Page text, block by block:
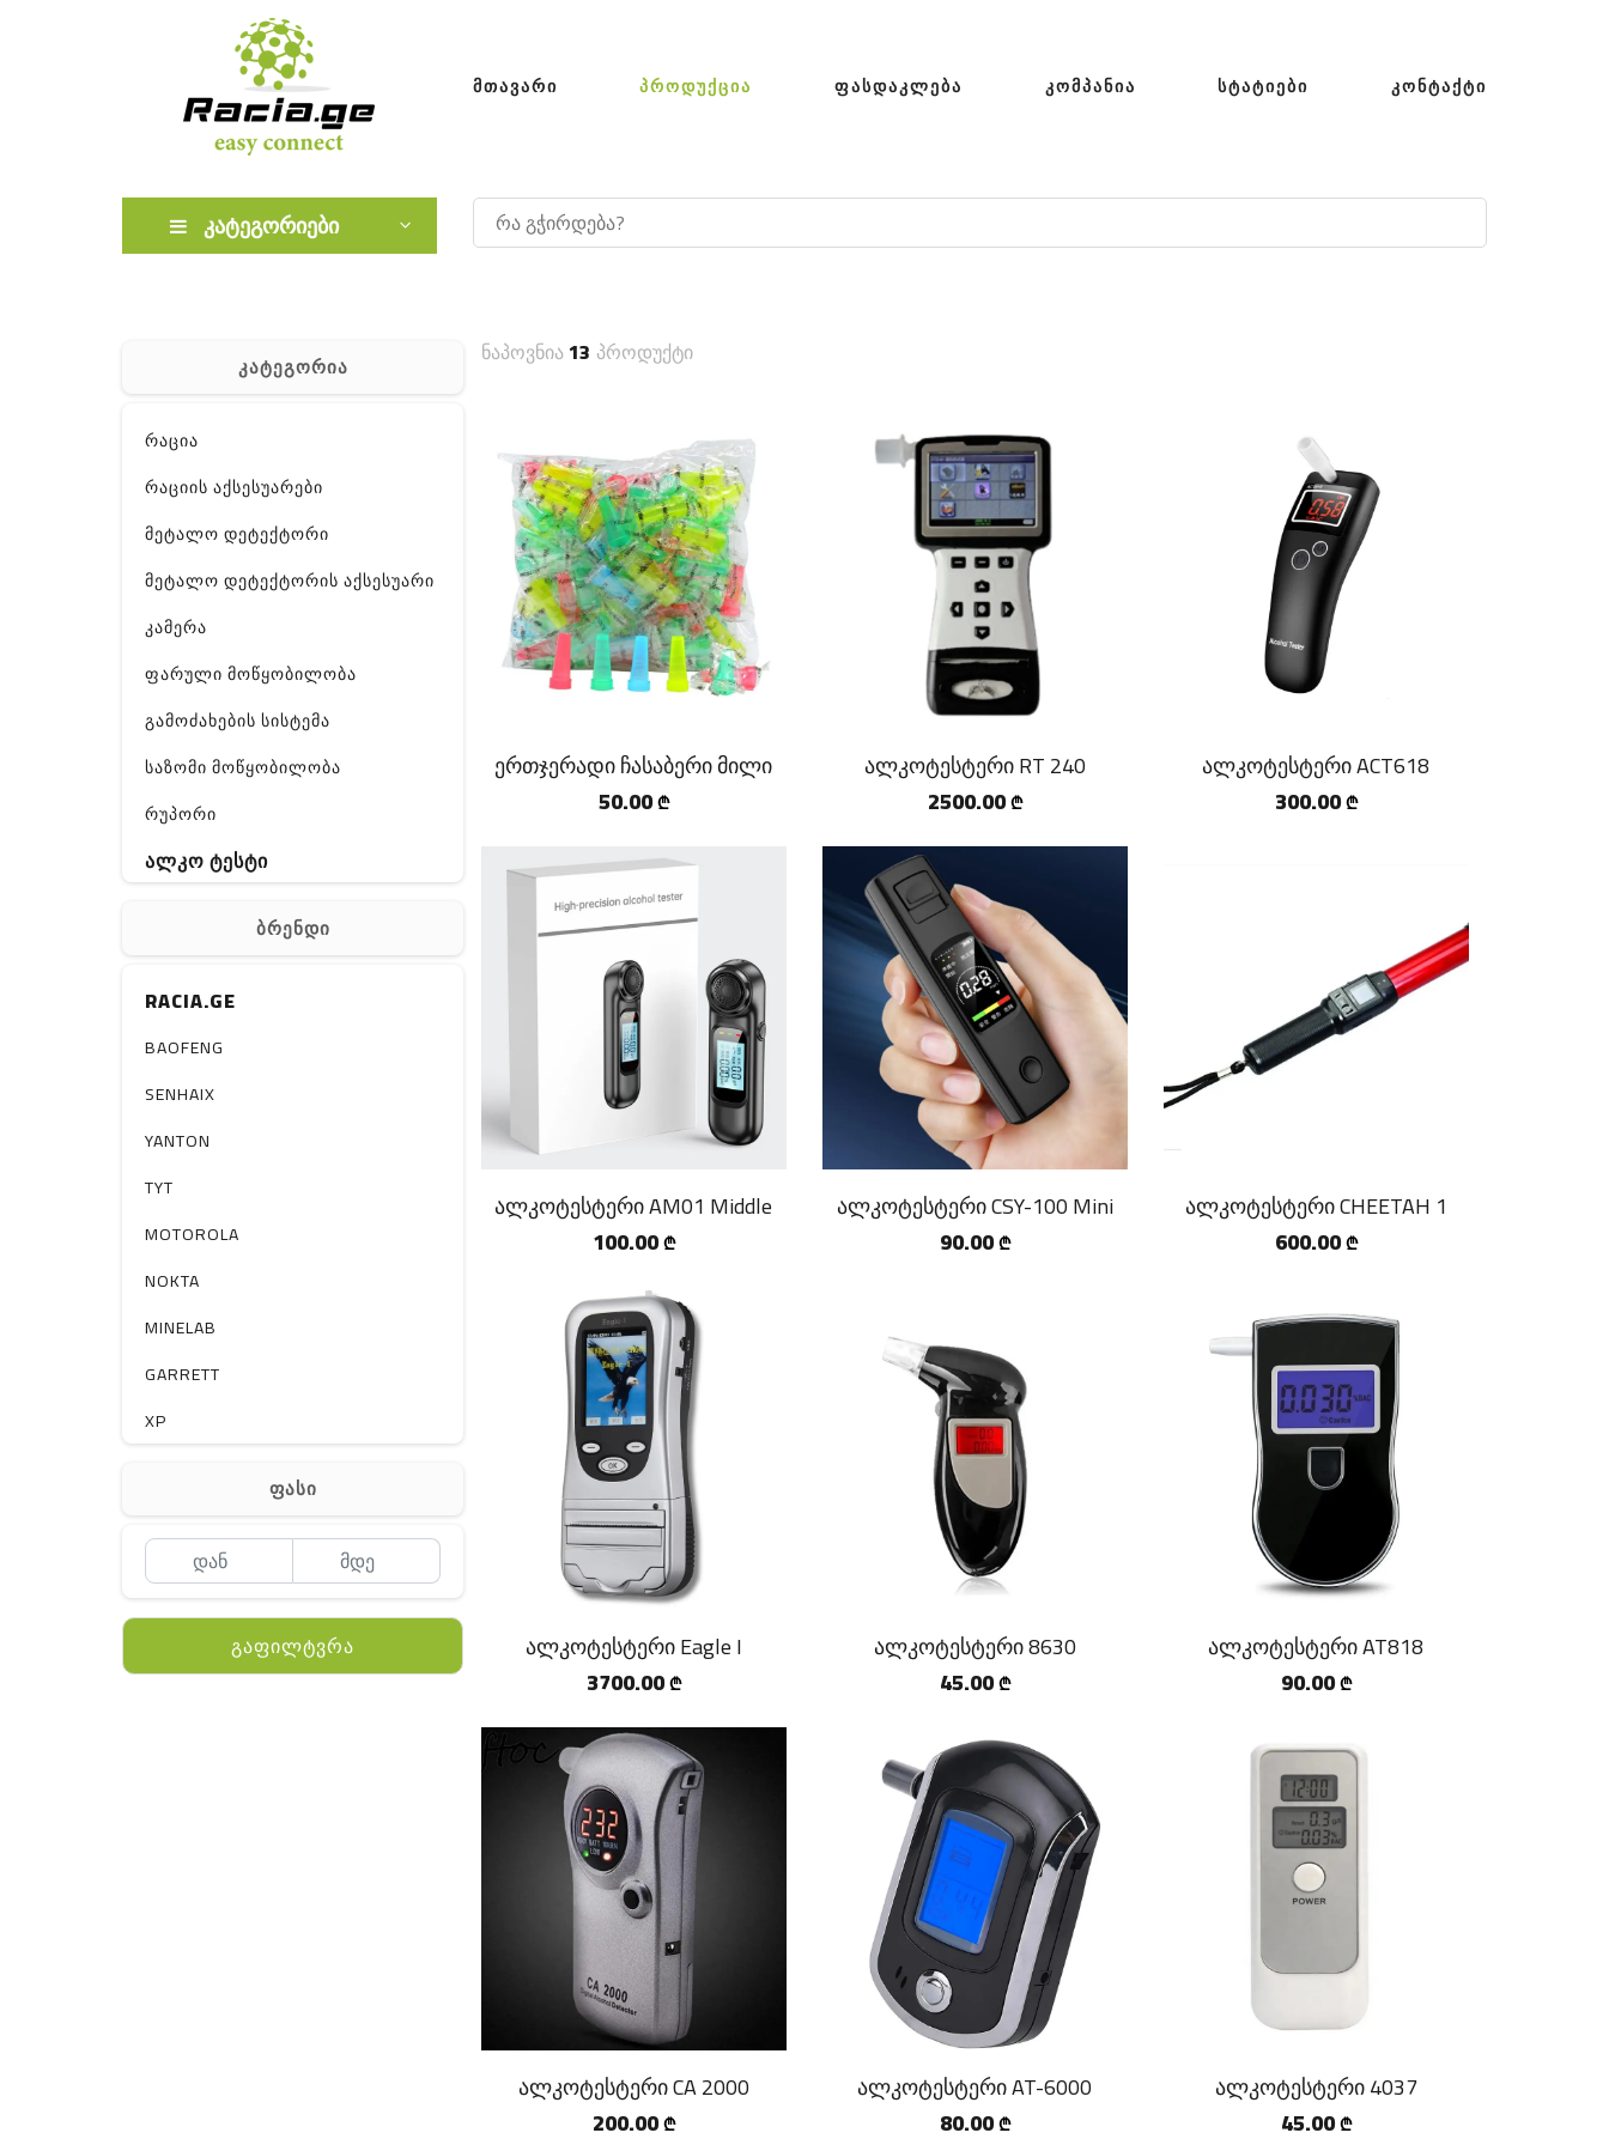
ᲛᲗᲐᲕᲐᲠᲘ ᲞᲠᲝᲓᲣᲥᲪᲘᲐ ᲤᲐᲡᲓᲐᲙᲚᲔᲑᲐ ᲙᲝᲛᲞᲐᲜᲘᲐ ᲡᲢᲐᲢᲘᲔᲑᲘ ᲙᲝᲜᲢᲐᲥᲢᲘ
კატეგორიები
კატეგორია
რაცია
რაციის აქსესუარები
მეტალო დეტექტორი
მეტალო დეტექტორის აქსესუარი
კამერა
ფარული მოწყობილობა
გამოძახების სისტემა
საზომი მოწყობილობა
რუპორი
ალკო ტესტი
ელ. მოწყობილობები
მაგნიტი
სხვა
ბრენდი
RACIA.GE
BAOFENG
SENHAIX
YANTON
TYT
MOTOROLA
NOKTA
MINELAB
GARRETT
XP
QYT
KENWOOD
ფასი
გაფილტვრა
ნაპოვნია13 პროდუქტი
ერთჯერადი ჩასაბერი მილი
50.00 ₾
ალკოტესტერი RT 240
2500.00 ₾
ალკოტესტერი ACT618
300.00 ₾
ალკოტესტერი AM01 Middle
100.00 ₾
ალკოტესტერი CSY-100 Mini
90.00 ₾
ალკოტესტერი CHEETAH 1
600.00 ₾
ალკოტესტერი Eagle I
3700.00 ₾
ალკოტესტერი 8630
45.00 ₾
ალკოტესტერი AT818
90.00 ₾
ალკოტესტერი CA 2000
200.00 ₾
ალკოტესტერი AT-6000
80.00 ₾
ალკოტესტერი 4037
45.00 ₾